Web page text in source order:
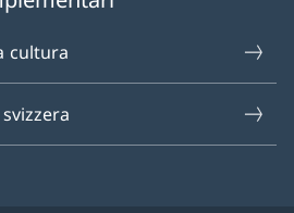
cultura